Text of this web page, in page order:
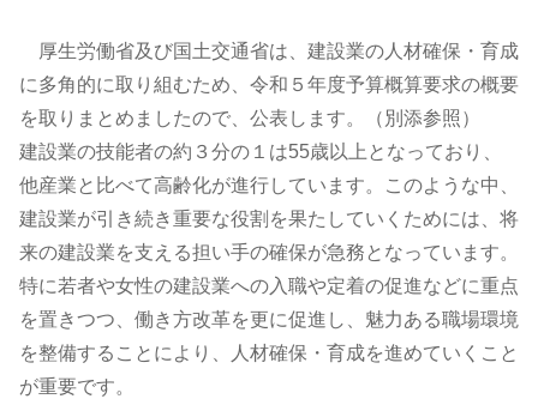
厚生労働省及び国土交通省は、建設業の人材確保・育成
に多角的に取り組むため、令和５年度予算概算要求の概要
を取りまとめましたので、公表します。（別添参照）
建設業の技能者の約３分の１は55歳以上となっており、
他産業と比べて高齢化が進行しています。このような中、
建設業が引き続き重要な役割を果たしていくためには、将
来の建設業を支える担い手の確保が急務となっています。
特に若者や女性の建設業への入職や定着の促進などに重点
を置きつつ、働き方改革を更に促進し、魅力ある職場環境
を整備することにより、人材確保・育成を進めていくこと
が重要です。